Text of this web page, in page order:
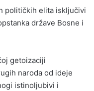
političkih elita isključivi
države Bosne i
getoizaciji
naroda od ideje
istinoljubivi i